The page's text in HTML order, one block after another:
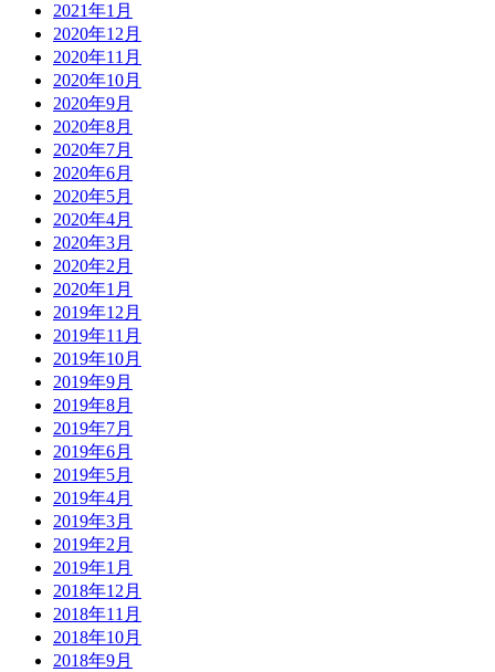
2021年1月
2020年12月
2020年11月
2020年10月
2020年9月
2020年8月
2020年7月
2020年6月
2020年5月
2020年4月
2020年3月
2020年2月
2020年1月
2019年12月
2019年11月
2019年10月
2019年9月
2019年8月
2019年7月
2019年6月
2019年5月
2019年4月
2019年3月
2019年2月
2019年1月
2018年12月
2018年11月
2018年10月
2018年9月